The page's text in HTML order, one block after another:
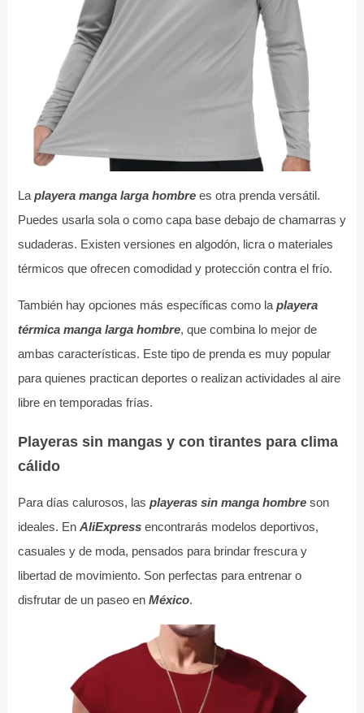
La playera manga larga hombrees otra prenda versátil.
Puedes usarla sola o como capa base debajo de chamarras y
sudaderas. Existen versiones en algodón, licra o materiales
térmicos que ofrecen comodidad y protección contra el frío.
También hay opciones más específicas como la playera
térmica manga larga hombre, que combina lo mejor de
ambas características. Este tipo de prenda es muy popular
para quienes practican deportes o realizan actividades al aire
libre en temporadas frías.
Playeras sin mangas y con tirantes para clima
cálido
Para días calurosos, las playeras sin manga hombreson
ideales. En AliExpressencontrarás modelos deportivos,
casuales y de moda, pensados para brindar frescura y
libertad de movimiento. Son perfectas para entrenar o
disfrutar de un paseo en México.